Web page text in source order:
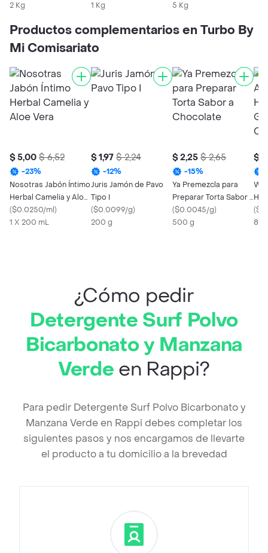
2 Kg
1 Kg
5 Kg
Productos complementarios en Turbo By
Mi Comisariato
$ 5,00 $ 6,52
-23%
Nosotras Jabón Íntimo
Herbal Camelia y Aloe
Vera
($0.0250/ml)
1 X 200 mL
$ 1,97 $ 2,24
-12%
Juris Jamón de Pavo
Tipo I
($0.0099/g)
200 g
$ 2,25 $ 2,65
-15%
Ya Premezcla para
Preparar Torta Sabor a
Chocolate
($0.0045/g)
500 g
$
(
85
¿Cómo pedir
Detergente Surf Polvo
Bicarbonato y Manzana
Verde en Rappi?
Para pedir Detergente Surf Polvo Bicarbonato y
Manzana Verde en Rappi debes completar los
siguientes pasos y nos encargamos de llevarte
el producto a tu domicilio a la brevedad